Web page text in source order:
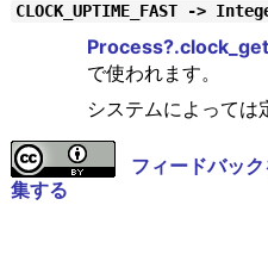
CLOCK_UPTIME_FAST ->
で使われます。
システムによっては
フィードバッ
集する